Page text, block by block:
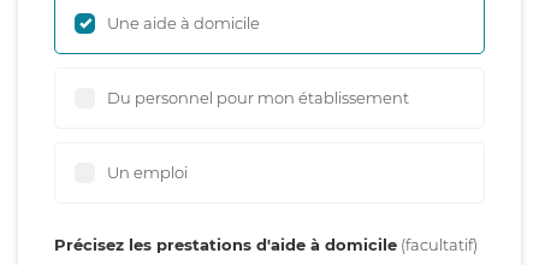
Une aide à domicile
Du personnel pour mon établissement
Un emploi
Précisez les prestations d'aide à domicile